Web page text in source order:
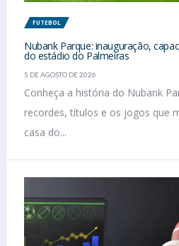
FUTEBOL
Nubank Parque: inauguração,
do estádio do Palmeiras
5 DE AGOSTO DE 2026
Conheça a história do Nubank
recordes, títulos e os jogos que
casa do...